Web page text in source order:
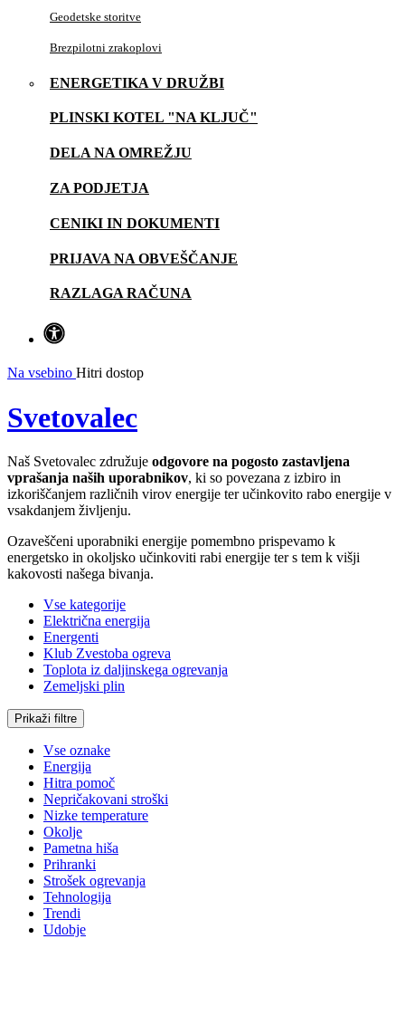
Geodetske storitve
Brezpilotni zrakoplovi
ENERGETIKA V DRUŽBI
PLINSKI KOTEL "NA KLJUČ"
DELA NA OMREŽJU
ZA PODJETJA
CENIKI IN DOKUMENTI
PRIJAVA NA OBVEŠČANJE
RAZLAGA RAČUNA
Na vsebino Hitri dostop
Svetovalec
Naš Svetovalec združuje odgovore na pogosto zastavljena
vprašanja naših uporabnikov, ki so povezana z izbiro in
izkoriščanjem različnih virov energije ter učinkovito rabo energije v
vsakdanjem življenju.
Ozaveščeni uporabniki energije pomembno prispevamo k
energetsko in okoljsko učinkoviti rabi energije ter s tem k višji
kakovosti našega bivanja.
Vse kategorije
Električna energija
Energenti
Klub Zvestoba ogreva
Toplota iz daljinskega ogrevanja
Zemeljski plin
Prikaži filtre
Vse oznake
Energija
Hitra pomoč
Nepričakovani stroški
Nizke temperature
Okolje
Pametna hiša
Prihranki
Strošek ogrevanja
Tehnologija
Trendi
Udobje